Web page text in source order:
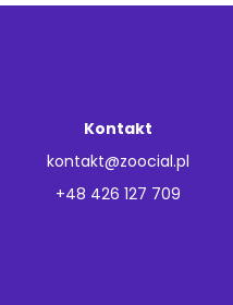
Kontakt
kontakt@zoocial.pl
+48 426 127 709